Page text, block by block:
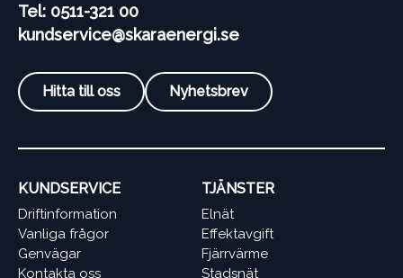
Tel: 0511-321 00
kundservice@skaraenergi.se
Hitta till oss Nyhetsbrev
KUNDSERVICE
Driftinformation
Vanliga frågor
Genvägar
Kontakta oss
TJÄNSTER
Elnät
Effektavgift
Fjärrvärme
Stadsnät